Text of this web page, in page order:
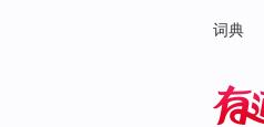
词典